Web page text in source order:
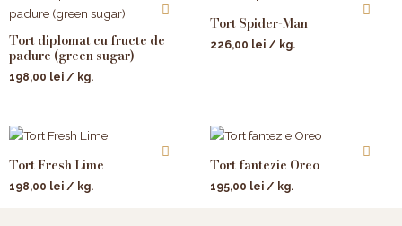
Tort diplomat cu fructe de
padure (green sugar)
198,00 lei / kg.
Tort Spider-Man
226,00 lei / kg.
Tort Fresh Lime
198,00 lei / kg.
Tort fantezie Oreo
195,00 lei / kg.